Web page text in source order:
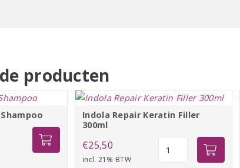
producten
Indola Repair Keratin Filler
300ml
€25,50
incl. 21% BTW